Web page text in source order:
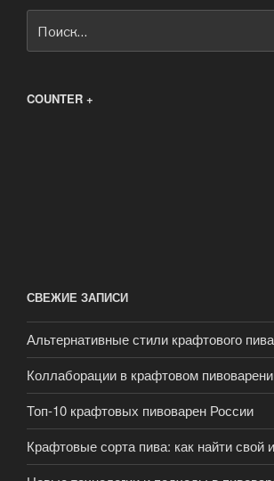
COUNTER +
СВЕЖИЕ ЗАПИСИ
Альтернативные стили крафтового
Коллаборации в крафтовом
Топ-10 крафтовых пивоварен России
Крафтовые сорта пива: как найти свой